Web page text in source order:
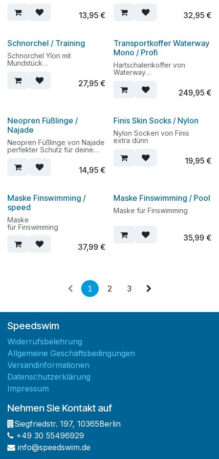
> festerer Sitz in der Flosse
13,95€ 32,95€
Schnorchel / Training
Schnorchel Ylon mit
Mundstück
27,95€
Transportkoffer Waterway
Mono / Profi
Hartschalenkoffer von
Waterway
249,95€
Neopren Füßlinge /
Najade
Neopren Füßlinge von Najade
perfekter Schutz für deine
14,95€
Finis Skin Socks / Nylon
Nylon Socken von Finis
extra dünn
19,95€
Maske Finswimming /
speed
Maske
für Finswimming
37,99 €
Maske Finswimming / Pool
Maske für Finswimming
35,99 €
1 2 3
Speedswim
Widerrufsbelehrung
Allgemeine Geschäftsbedingungen
Versandinformationen
Datenschutzerklärung
Impressum
Nehmen Sie Kontakt auf
Siegfriedstr. 197, 10365Berlin
+49 30 55496929
info@speedswim.de